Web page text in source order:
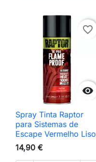

favorite_border
Spray Tinta Raptor
para Sistemas de
Escape Vermelho Liso
14,90 €